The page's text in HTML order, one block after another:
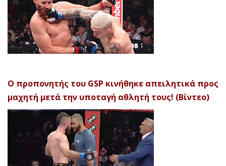
Ο προπονητής του GSP κινήθηκε απειλητικά προς
μαχητή μετά την υποταγή αθλητή τους! (Βίντεο)